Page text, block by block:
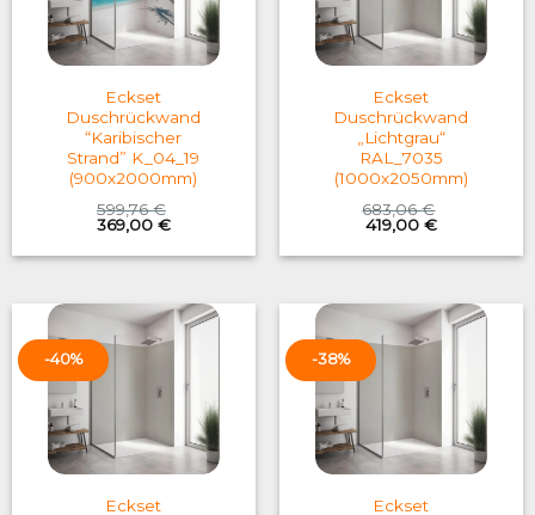
Eckset
Duschrückwand
“Karibischer
Strand” K_04_19
(900x2000mm)
599,76€
Original
price
was:
369,00 €Current
is:
Eckset
Duschrückwand
„Lichtgrau“
RAL_7035
(1000x2050mm)
683,06€
Original
price
was:
419,00 €Current
is:
-40%
Eckset
-38%
Eckset